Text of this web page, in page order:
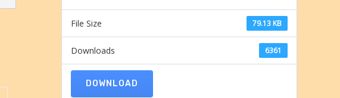
File Size 79.13 KB
Downloads 6361
DOWNLOAD